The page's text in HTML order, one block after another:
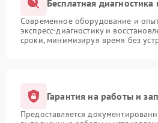
Бесплатная
Современное оборудование и
экспресс-диагностику и
сроки, минимизируя время без
Гарантия на работы и
Предоставляется